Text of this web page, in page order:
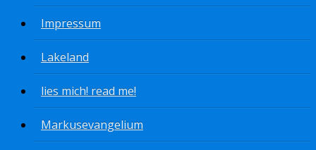
Impressum
Lakeland
lies mich! read me!
Markusevangelium